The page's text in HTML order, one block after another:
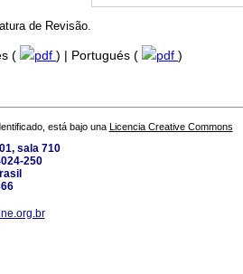
de Revisão.
( pdf ) | Portugués ( pdf )
está bajo una Licencia Creative Commons
sala 710
250